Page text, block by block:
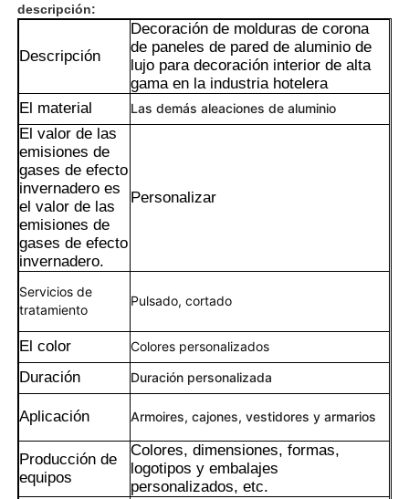
Hogar
Acerca de nosotros
descripción:
Descripción
Decoración de molduras de corona
de paneles de pared de aluminio de
lujo para decoración interior de alta
gama en la industria hotelera
El material
Las demás aleaciones de aluminio
El valor de las
emisiones de
gases de efecto
invernadero es
el valor de las
emisiones de
gases de efecto
invernadero.
Personalizar
Servicios de
tratamiento
Pulsado, cortado
El color Colores personalizados
Duración Duración personalizada
Aplicación Armoires, cajones, vestidores y armarios
Producción de
equipos
Colores, dimensiones, formas,
logotipos y embalajes
personalizados, etc.